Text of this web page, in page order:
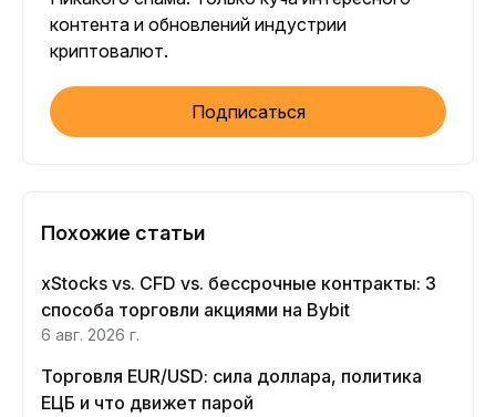
контента и обновлений индустрии
криптовалют.
Подписаться
Похожие статьи
xStocks vs. CFD vs. бессрочные контракты: 3
способа торговли акциями на Bybit
6 авг. 2026 г.
Торговля EUR/USD: сила доллара, политика
ЕЦБ и что движет парой